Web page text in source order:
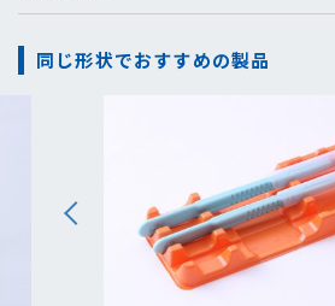
同じ形状でおすすめの製品